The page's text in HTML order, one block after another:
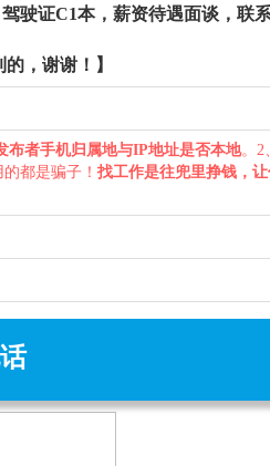
驶证C1本，薪资待遇面谈，联
，谢谢！】
布者手机归属地与IP地址是否本地。2
都是骗子！ 找工作是往兜里挣钱，